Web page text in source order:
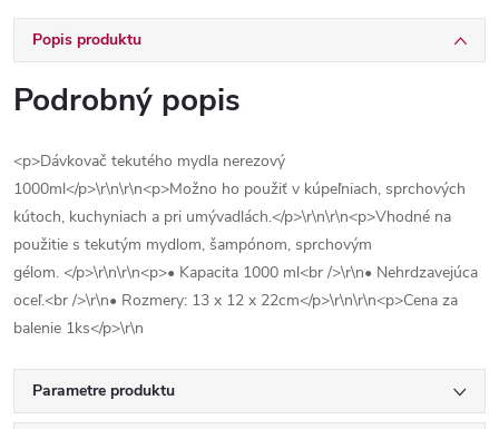
Popis produktu
Podrobný popis
<p>Dávkovač tekutého mydla nerezový
1000ml</p>\r\n\r\n<p>Možno ho použiť v kúpeľniach, sprchových
kútoch, kuchyniach a pri umývadlách.</p>\r\n\r\n<p>Vhodné na
použitie s tekutým mydlom, šampónom, sprchovým
gélom. </p>\r\n\r\n<p>• Kapacita 1000 ml<br />\r\n• Nehrdzavejúca
oceľ.<br />\r\n• Rozmery: 13 x 12 x 22cm</p>\r\n\r\n<p>Cena za
balenie 1ks</p>\r\n
Parametre produktu